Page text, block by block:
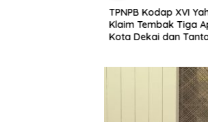
TPNPB Kodap XVI
Klaim Tembak Tiga
Kota Dekai dan